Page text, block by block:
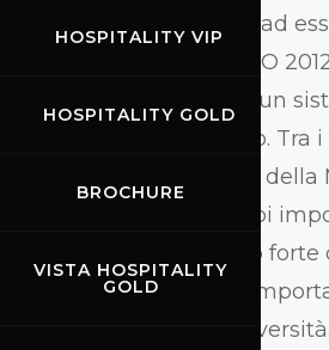
HOSPITALITY VIP
HOSPITALITY GOLD
BROCHURE
VISTA HOSPITALITY
GOLD
dell’Automobile), oltre ad
ottenere nel 2020 la ISO
circuito al mondo con un
certificazione integrato. Tra
anche il primo circuito della
ospitare arnie per le api
lanciare un messaggio forte
sensibilizzazione
l’ecosistema e la